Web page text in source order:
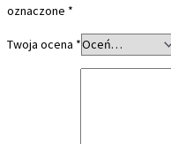
oznaczone *
Twoja ocena *